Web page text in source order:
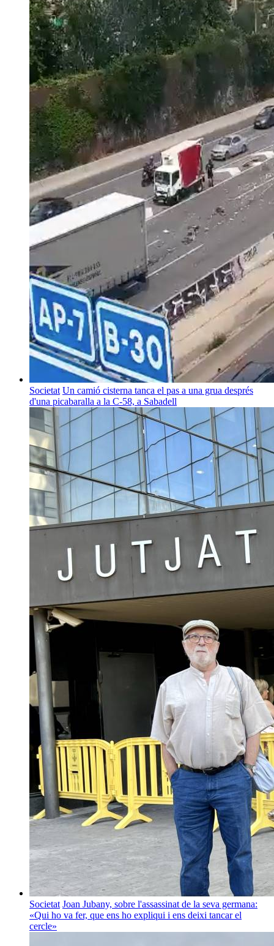
Societat Un camió cisterna tanca el pas a una grua després
d'una picabaralla a la C-58, a Sabadell
Societat Joan Jubany, sobre l'assassinat de la seva germana:
«Qui ho va fer, que ens ho expliqui i ens deixi tancar el
cercle»